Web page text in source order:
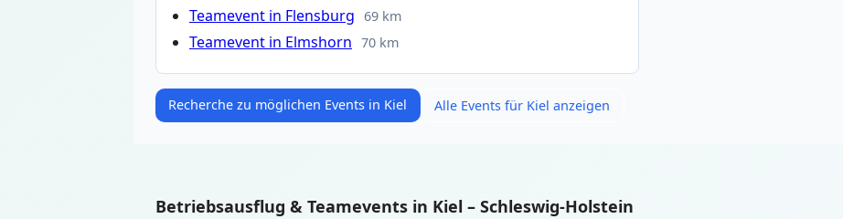
Teamevent in Flensburg 69 km
Teamevent in Elmshorn 70 km
Recherche zu möglichen Events in Kiel Alle Events für Kiel anzeigen
Betriebsausflug & Teamevents in Kiel – Schleswig-Holstein